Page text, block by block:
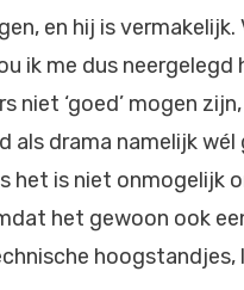
en hij is
ik me dus
niet ‘goed’ mogen
als drama namelijk
het is niet onmogelijk
het gewoon ook